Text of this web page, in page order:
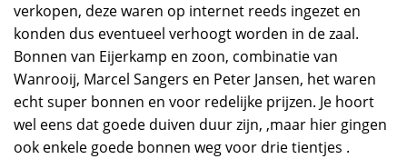
verkopen, deze waren op internet reeds ingezet en
konden dus eventueel verhoogt worden in de zaal.
Bonnen van Eijerkamp en zoon, combinatie van
Wanrooij, Marcel Sangers en Peter Jansen, het waren
echt super bonnen en voor redelijke prijzen. Je hoort
wel eens dat goede duiven duur zijn, ,maar hier gingen
ook enkele goede bonnen weg voor drie tientjes .